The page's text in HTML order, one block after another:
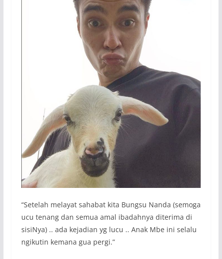
“Setelah melayat sahabat kita Bungsu Nanda (semoga
ucu tenang dan semua amal ibadahnya diterima di
sisiNya) .. ada kejadian yg lucu .. Anak Mbe ini selalu
ngikutin kemana gua pergi.”